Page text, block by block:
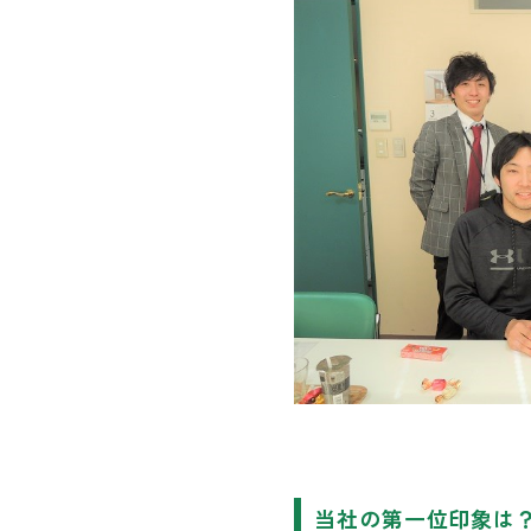
当社の第一位印象は